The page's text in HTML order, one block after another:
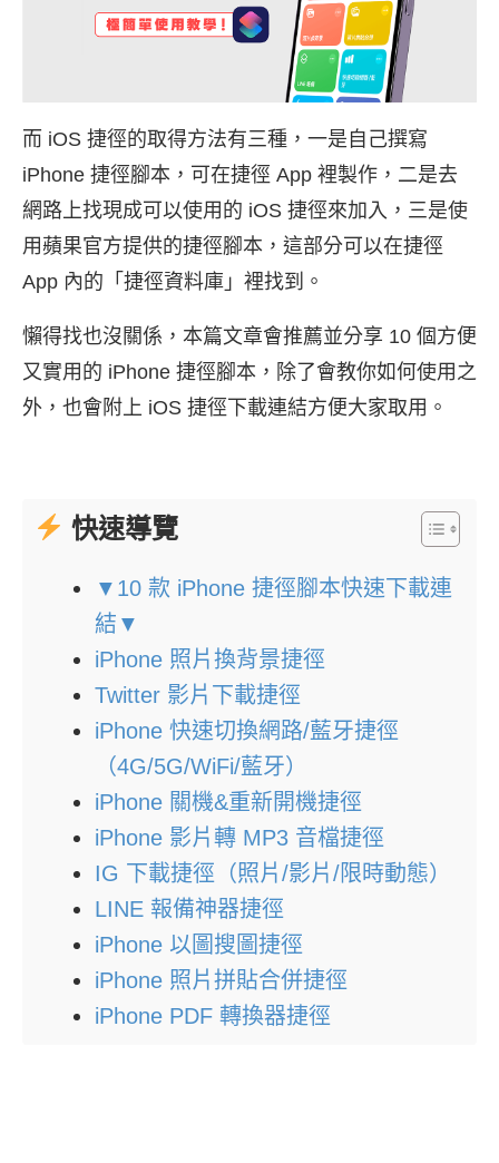
而 iOS 捷徑的取得方法有三種，一是自己撰寫
iPhone 捷徑腳本，可在捷徑 App 裡製作，二是去
網路上找現成可以使用的 iOS 捷徑來加入，三是使
用蘋果官方提供的捷徑腳本，這部分可以在捷徑
App 內的「捷徑資料庫」裡找到。
懶得找也沒關係，本篇文章會推薦並分享 10 個方便
又實用的 iPhone 捷徑腳本，除了會教你如何使用之
外，也會附上 iOS 捷徑下載連結方便大家取用。
快速導覽
▼10 款 iPhone 捷徑腳本快速下載連
結▼
iPhone 照片換背景捷徑
Twitter 影片下載捷徑
iPhone 快速切換網路/藍牙捷徑
（4G/5G/WiFi/藍牙）
iPhone 關機&重新開機捷徑
iPhone 影片轉 MP3 音檔捷徑
IG 下載捷徑（照片/影片/限時動態）
LINE 報備神器捷徑
iPhone 以圖搜圖捷徑
iPhone 照片拼貼合併捷徑
iPhone PDF 轉換器捷徑